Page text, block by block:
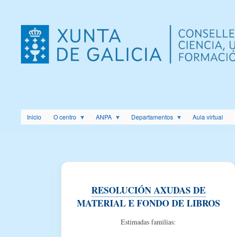
de
cuenta
usuario
Inicio O centro ANPA Departamentos Aula virtual
RESOLUCIÓN AXUDAS DE
MATERIAL E FONDO DE LIBROS
Estimadas familias: